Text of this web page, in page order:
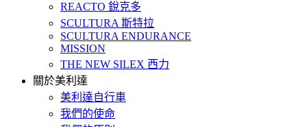
REACTO 銳克多
SCULTURA 斯特拉
SCULTURA ENDURANCE
MISSION
THE NEW SILEX 西力
關於美利達
美利達自行車
我們的使命